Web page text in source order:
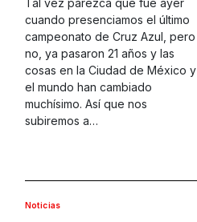
Tal vez parezca que fue ayer
cuando presenciamos el último
campeonato de Cruz Azul, pero
no, ya pasaron 21 años y las
cosas en la Ciudad de México y
el mundo han cambiado
muchísimo. Así que nos
subiremos a…
Noticias